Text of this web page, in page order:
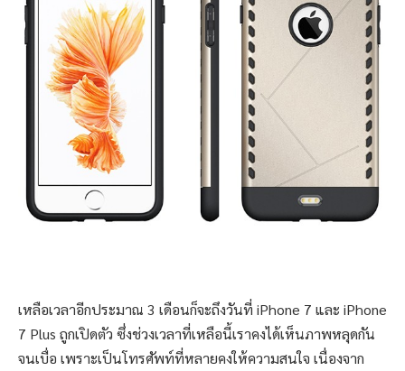
เหลือเวลาอีกประมาณ 3 เดือนก็จะถึงวันที่ iPhone 7 และ iPhone
7 Plus ถูกเปิดตัว ซึ่งช่วงเวลาที่เหลือนี้เราคงได้เห็นภาพหลุดกัน
จนเบื่อ เพราะเป็นโทรศัพท์ที่หลายคงให้ความสนใจ เนื่องจาก